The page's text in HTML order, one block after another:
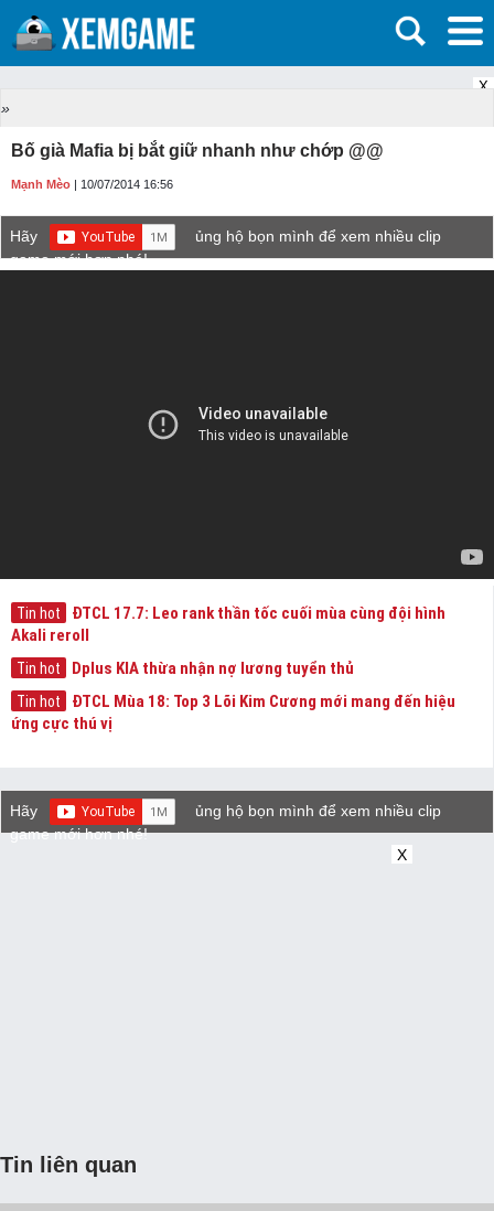
X
»
Bố già Mafia bị bắt giữ nhanh như chớp @@
Mạnh Mèo | 10/07/2014 16:56
Hãy
ủng hộ bọn mình để xem nhiều clip
game mới hơn nhé!
Tin hot
ĐTCL 17.7: Leo rank thần tốc cuối mùa cùng đội hình
Akali reroll
Tin hot Dplus KIA thừa nhận nợ lương tuyển thủ
Tin hot
ĐTCL Mùa 18: Top 3 Lõi Kim Cương mới mang đến hiệu
ứng cực thú vị
Hãy
ủng hộ bọn mình để xem nhiều clip
game mới hơn nhé!
X
Tin liên quan